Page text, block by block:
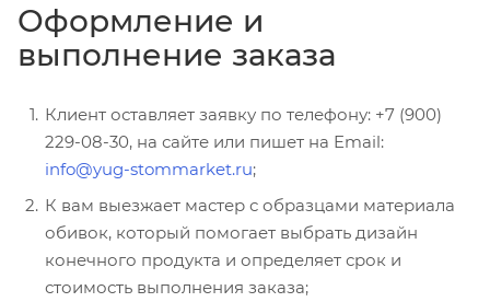
Оформление и
выполнение заказа
Клиент оставляет заявку по телефону: +7 (900)
229-08-30, на сайте или пишет на Email:
info@yug-stommarket.ru;
К вам выезжает мастер с образцами материала
обивок, который помогает выбрать дизайн
конечного продукта и определяет срок и
стоимость выполнения заказа;